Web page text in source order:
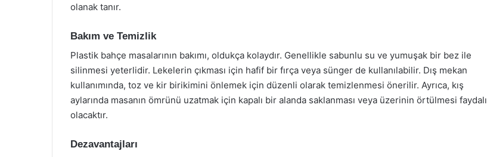
olanak tanır.
Bakım ve Temizlik
Plastik bahçe masalarının bakımı, oldukça kolaydır. Genellikle sabunlu su ve yumuşak bir bez ile
silinmesi yeterlidir. Lekelerin çıkması için hafif bir fırça veya sünger de kullanılabilir. Dış mekan
kullanımında, toz ve kir birikimini önlemek için düzenli olarak temizlenmesi önerilir. Ayrıca, kış
aylarında masanın ömrünü uzatmak için kapalı bir alanda saklanması veya üzerinin örtülmesi faydalı
olacaktır.
Dezavantajları